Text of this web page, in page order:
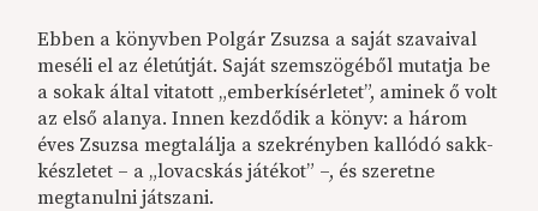
Ebben a könyvben Polgár Zsuzsa a saját szavaival
meséli el az életútját. Saját szemszögéből mutatja be
a sokak által vitatott „emberkísérletet”, aminek ő volt
az első alanya. Innen kezdődik a könyv: a három
éves Zsuzsa megtalálja a szekrényben kallódó sakk-
készletet – a „lovacskás játékot” –, és szeretne
megtanulni játszani.